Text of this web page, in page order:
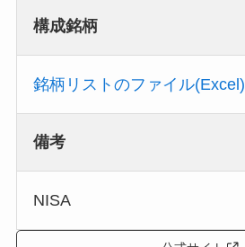
構成銘柄
銘柄リストのファイル(Excel)
備考
NISA